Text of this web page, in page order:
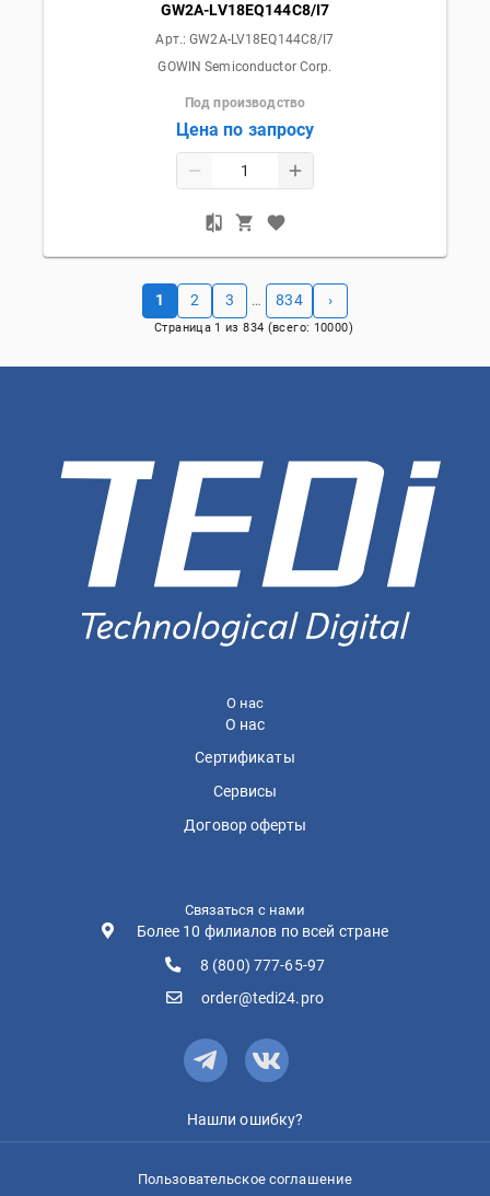
GW2A-LV18EQ144C8/I7
Арт.:GW2A-LV18EQ144C8/I7
GOWIN Semiconductor Corp.
Под производство
Цена по запросу
1 2 3 … 834 ›
Страница 1 из834 (всего: 10000)
О нас
О нас
Сертификаты
Сервисы
Договор оферты
Связаться с нами
Более 10 филиалов по всей стране
8 (800) 777-65-97
order@tedi24.pro
Нашли ошибку?
Пользовательское соглашение